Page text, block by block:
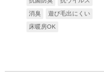
消臭
遊び毛出にくい
床暖房OK